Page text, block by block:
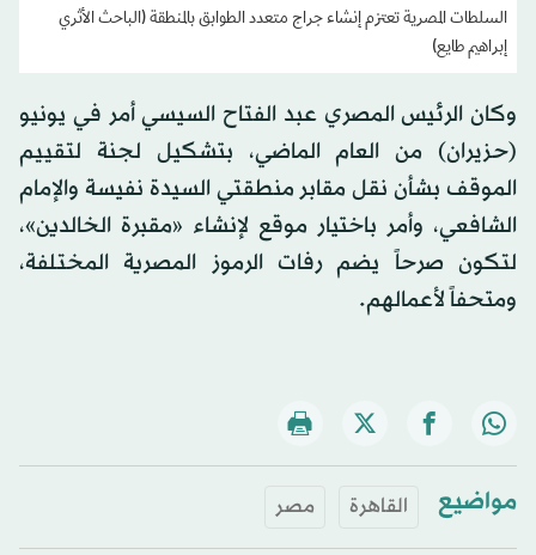
السلطات المصرية تعتزم إنشاء جراج متعدد الطوابق بالمنطقة (الباحث الأثري
إبراهيم طايع)
وكان الرئيس المصري عبد الفتاح السيسي أمر في يونيو
(حزيران) من العام الماضي، بتشكيل لجنة لتقييم
الموقف بشأن نقل مقابر منطقتي السيدة نفيسة والإمام
الشافعي، وأمر باختيار موقع لإنشاء «مقبرة الخالدين»،
لتكون صرحاً يضم رفات الرموز المصرية المختلفة،
ومتحفاً لأعمالهم.
مواضيع القاهرة مصر